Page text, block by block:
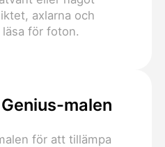
axlarna och
för foton.
malen
för att tillämpa